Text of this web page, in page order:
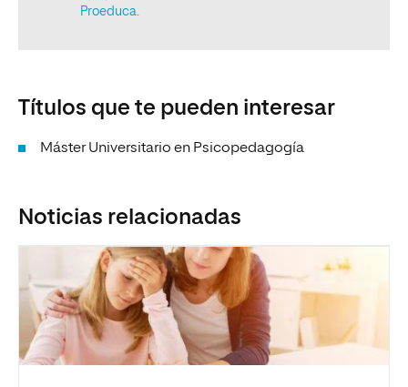
Títulos que te pueden interesar
Máster Universitario en Psicopedagogía
Noticias relacionadas